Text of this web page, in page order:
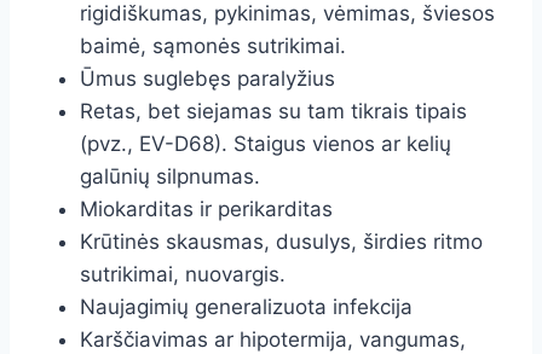
rigidiškumas, pykinimas, vėmimas, šviesos
baimė, sąmonės sutrikimai.
Ūmus suglebęs paralyžius
Retas, bet siejamas su tam tikrais tipais
(pvz., EV-D68). Staigus vienos ar kelių
galūnių silpnumas.
Miokarditas ir perikarditas
Krūtinės skausmas, dusulys, širdies ritmo
sutrikimai, nuovargis.
Naujagimių generalizuota infekcija
Karščiavimas ar hipotermija, vangumas,